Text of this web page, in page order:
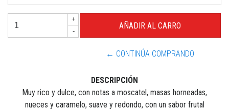
+
-
← CONTINÚA COMPRANDO
DESCRIPCIÓN
Muy rico y dulce, con notas a moscatel, masas horneadas,
nueces y caramelo, suave y redondo, con un sabor frutal